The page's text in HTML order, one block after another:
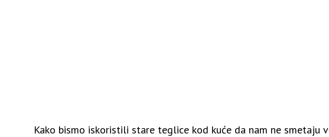
Kako bismo iskoristili stare teglice kod kuće da nam ne smetaju